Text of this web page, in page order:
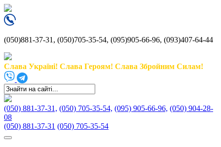
(050)881-37-31, (050)705-35-54, (095)905-66-96, (093)407-64-44
Слава Україні! Слава Героям! Слава Збройним Силам!
(050) 881-37-31, (050) 705-35-54, (095) 905-66-96, (050) 904-28-
08
(050) 881-37-31 (050) 705-35-54